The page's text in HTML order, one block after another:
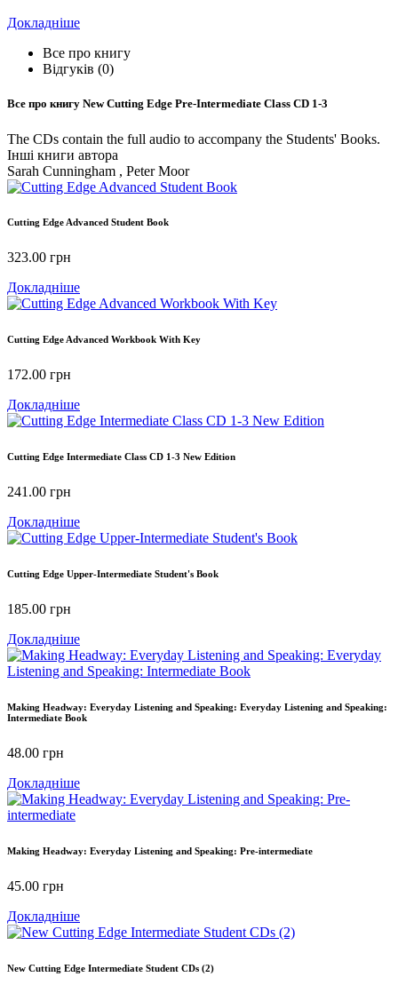
Докладніше
Все про книгу
Відгуків (0)
Все про книгу New Cutting Edge Pre-Intermediate Class CD 1-3
The CDs contain the full audio to accompany the Students' Books.
Інші книги автора
Sarah Cunningham , Peter Moor
Cutting Edge Advanced Student Book
323.00 грн
Докладніше
Cutting Edge Advanced Workbook With Key
172.00 грн
Докладніше
Cutting Edge Intermediate Class CD 1-3 New Edition
241.00 грн
Докладніше
Cutting Edge Upper-Intermediate Student's Book
185.00 грн
Докладніше
Making Headway: Everyday Listening and Speaking: Everyday Listening and Speaking:
Intermediate Book
48.00 грн
Докладніше
Making Headway: Everyday Listening and Speaking: Pre-intermediate
45.00 грн
Докладніше
New Cutting Edge Intermediate Student CDs (2)